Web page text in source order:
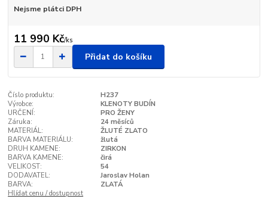
Nejsme plátci DPH
11 990 Kč/ks
Přidat do košíku
Číslo produktu:
H237
Výrobce:
KLENOTY BUDÍN
URČENÍ:
PRO ŽENY
Záruka:
24 měsíců
MATERIÁL:
ŽLUTÉ ZLATO
BARVA MATERIÁLU:
žlutá
DRUH KAMENE:
ZIRKON
BARVA KAMENE:
čirá
VELIKOST:
54
DODAVATEL:
Jaroslav Holan
BARVA:
ZLATÁ
Hlídat cenu / dostupnost